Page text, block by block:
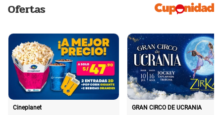
Ofertas
Cineplanet GRAN CIRCO DE UCRANIA